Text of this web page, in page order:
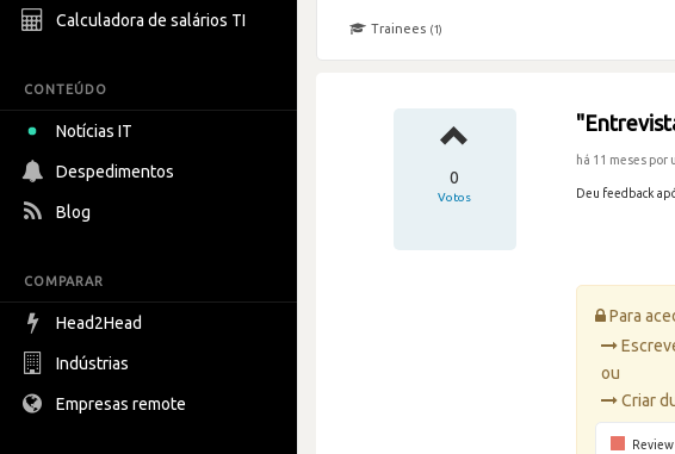
Calculadora de salários TI
CONTEÚDO
Notícias IT
Despedimentos
Blog
COMPARAR
Head2Head
Indústrias
Empresas remote
Trainees (1)
0
Votos
há 11 meses
Deu feedback
Para
ou
Criar